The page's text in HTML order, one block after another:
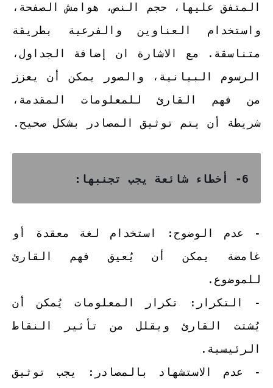
المتفق عليها، حجم النص، هوامش الصفحة،
واستخدام العناوين والفرعية بطريقة
متناسقة. مع الاشارة ان إضافة الجداول،
الرسوم البيانية، والصور يمكن أن يعزز
من فهم القارئ للمعلومات المقدمة،
شريطة أن يتم توثيق المصادر بشكل صحيح.
6- أخطاء شائعة يجب تجنبها:
- عدم الوضوح: استخدام لغة معقدة أو
غامضة يمكن أن يُعيق فهم القارئ
للموضوع.
- التكرار: تكرار المعلومات يُمكن أن
يُشتت القارئ ويقلل من تأثير النقاط
الرئيسية.
- عدم الاستشهاد بالمصادر: يجب توثيق